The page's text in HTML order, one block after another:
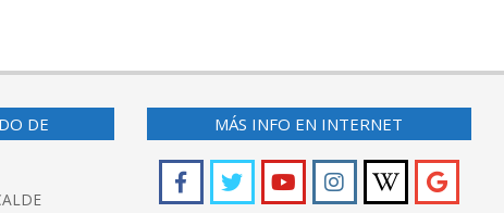
DE MÁS INFO EN INTERNET